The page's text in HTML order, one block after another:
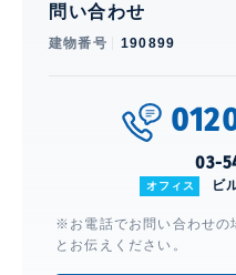
問い合わせ
建物番号 190899
03-
オフィス ビ
※お電話でお問い合わせの
とお伝えください。